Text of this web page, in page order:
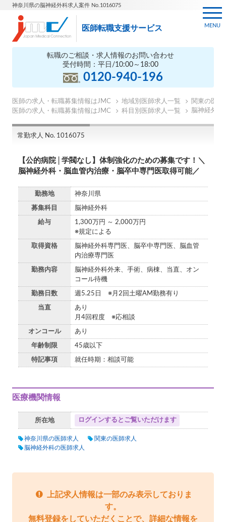
神奈川県の脳神経外科求人案件 No.1016075
医師転職支援サービス
転職のご相談・求人情報のお問い合わせ
受付時間：平日/10:00～18:00
0120-940-196
MENU
医師の求人・転職募集情報はJMC 地域別医師求人一覧
関東の医師
医師の求人・転職募集情報はJMC
科目別医師求人一覧 脳神経外科
常勤求人 No. 1016075
【公的病院│学閥なし】体制強化のための募集です！＼
脳神経外科・脳血管内治療・脳卒中専門医取得可能／
勤務地 神奈川県
募集科目 脳神経外科
給与
1,300万円 ～ 2,000万円
※規定による
取得資格
脳神経外科専門医、脳卒中専門医、脳血管
内治療専門医
勤務内容
脳神経外科外来、手術、病棟、当直、オン
コール待機
勤務日数 週5.25日 ※月2回土曜AM勤務有り
当直
あり
月4回程度 ※応相談
オンコール あり
年齢制限 45歳以下
特記事項 就任時期：相談可能
医療機関情報
所在地 ログインするとご覧いただけます
神奈川県の医師求人
関東の医師求人
脳神経外科の医師求人
上記求人情報は一部のみ表示しておりま
す。
無料登録をしていただくことで、詳細な情報を